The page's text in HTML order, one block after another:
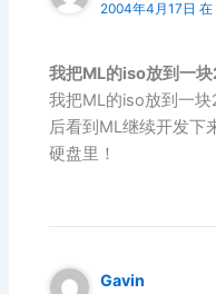
2004年4月17日 在
我把ML的iso放到一
我把ML的iso放到一
后看到ML继续开发下
硬盘里！
Gavin